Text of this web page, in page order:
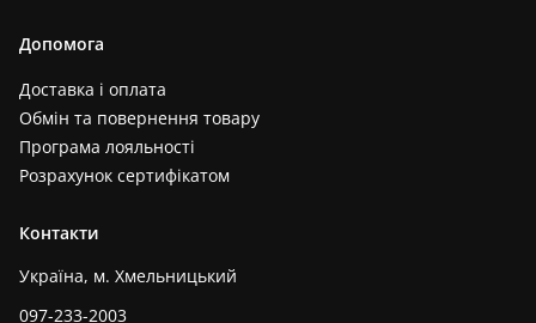
Допомога
Доставка і оплата
Обмін та повернення товару
Програма лояльності
Розрахунок сертифікатом
Контакти
Україна, м. Хмельницький
097-233-2003